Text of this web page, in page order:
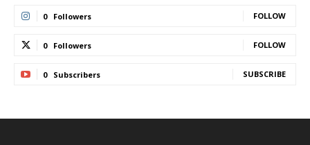
0 Followers FOLLOW
0 Followers FOLLOW
0 Subscribers SUBSCRIBE